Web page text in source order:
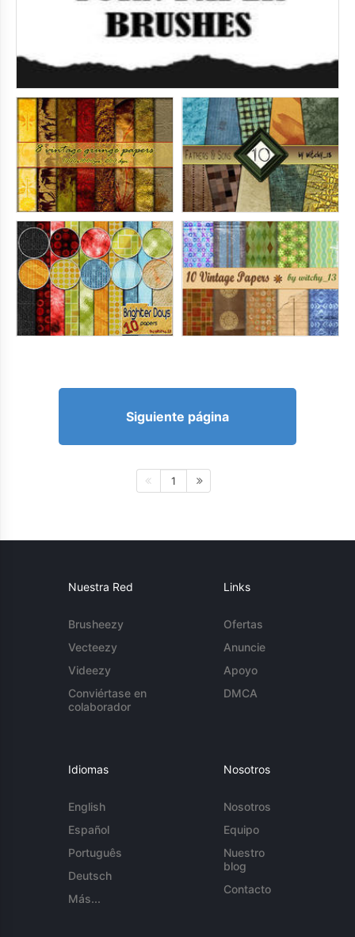
Siguiente página
1
Nuestra Red
Brusheezy
Vecteezy
Videezy
Conviértase en
colaborador
Links
Ofertas
Anuncie
Apoyo
DMCA
Idiomas
English
Español
Português
Deutsch
Más...
Nosotros
Nosotros
Equipo
Nuestro
blog
Contacto